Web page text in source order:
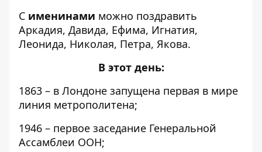
С именинами можно поздравить
Аркадия, Давида, Ефима, Игнатия,
Леонида, Николая, Петра, Якова.
В этот день:
1863 – в Лондоне запущена первая в мире
линия метрополитена;
1946 – первое заседание Генеральной
Ассамблеи ООН;